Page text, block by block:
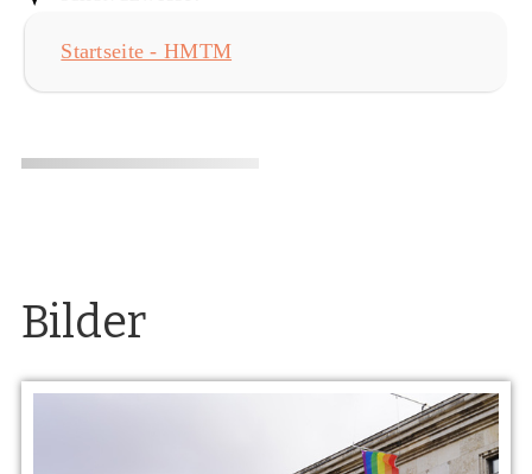
Startseite - HMTM
Bilder